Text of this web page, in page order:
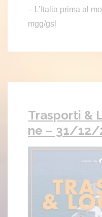
– L’Italia prima al
mgg/gsl
Trasporti &
ne – 31/12/